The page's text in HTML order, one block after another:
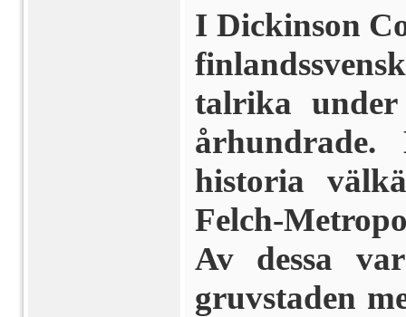
I Dickinson
talrika
historia
Felch-
Av dessa
gruvstaden